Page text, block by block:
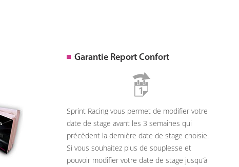
Garantie Report Confort
Sprint Racing vous permet de modifier votre
date de stage avant les 3 semaines qui
précèdent la dernière date de stage choisie.
Si vous souhaitez plus de souplesse et
pouvoir modifier votre date de stage jusqu’à